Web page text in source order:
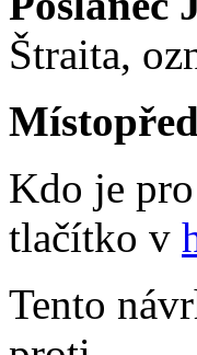
Štraita,
Kdo je
tlačítko v
Tento